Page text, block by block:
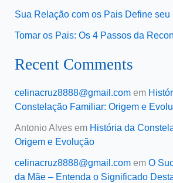
Sua Relação com os Pais Define seu
Tomar os Pais: Os 4 Passos da
Recent Comments
celinacruz8888@gmail.comem
Constelação Familiar: Origem e
Antonio Alvesem História da
Origem e Evolução
celinacruz8888@gmail.comem O
da Mãe – Entenda o Significado